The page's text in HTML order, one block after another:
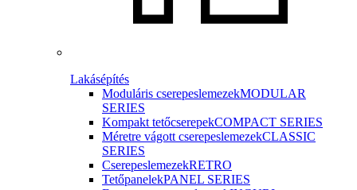
Lakásépítés
Moduláris cserepeslemezekMODULAR
SERIES
Kompakt tetőcserepekCOMPACT SERIES
Méretre vágott cserepeslemezekCLASSIC
SERIES
CserepeslemezekRETRO
TetőpanelekPANEL SERIES